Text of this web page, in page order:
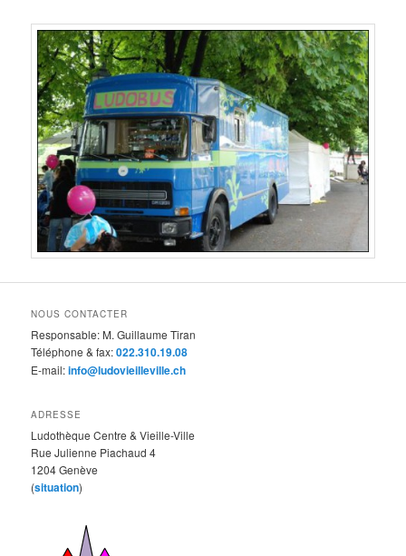
NOUS CONTACTER
Responsable: M. Guillaume Tiran
Téléphone & fax:022.310.19.08
E-mail:info@ludovieilleville.ch
ADRESSE
Ludothèque Centre & Vieille-Ville
Rue Julienne Piachaud 4
1204 Genève
(situation)